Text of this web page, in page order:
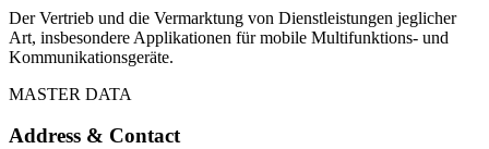
Der Vertrieb und die Vermarktung von Dienstleistungen jeglicher
Art, insbesondere Applikationen für mobile Multifunktions- und
Kommunikationsgeräte.
MASTER DATA
Address & Contact